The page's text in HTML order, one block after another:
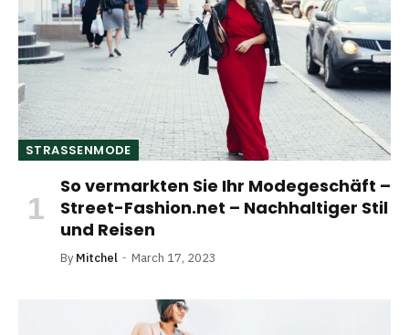
STRASSENMODE
So vermarkten Sie Ihr Modegeschäft –
Street-Fashion.net – Nachhaltiger Stil
und Reisen
By Mitchel March 17, 2023